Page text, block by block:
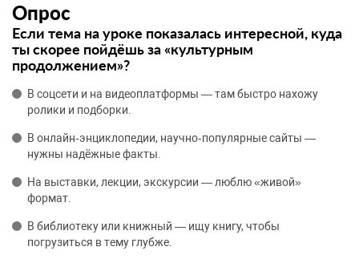
Опрос
Если тема на уроке показалась интересной, куда
ты скорее пойдёшь за «культурным
продолжением»?
В соцсети и на видеоплатформы — там быстро нахожу
ролики и подборки.
В онлайн‑энциклопедии, научно‑популярные сайты —
нужны надёжные факты.
На выставки, лекции, экскурсии — люблю «живой»
формат.
В библиотеку или книжный — ищу книгу, чтобы
погрузиться в тему глубже.